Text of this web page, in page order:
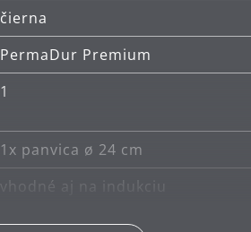
čierna
PermaDur Premium
1
1x panvica ø 24 cm
vhodné aj na indukciu